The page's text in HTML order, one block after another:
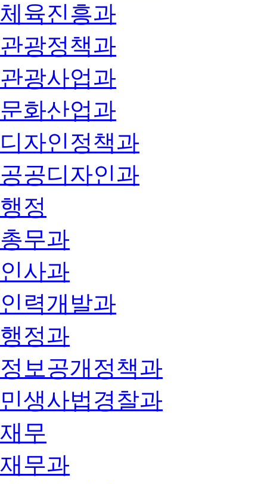
체육진흥과
관광정책과
관광사업과
문화산업과
디자인정책과
공공디자인과
행정
총무과
인사과
인력개발과
행정과
정보공개정책과
민생사법경찰과
재무
재무과